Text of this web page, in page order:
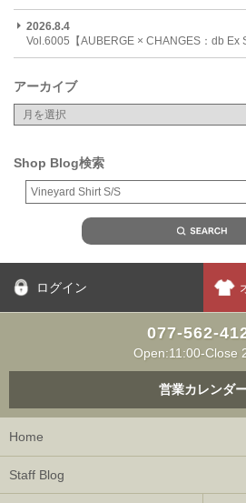
2026.8.4
Vol.6005【AUBERGE × CHANGES：db Ex
アーカイブ
Shop Blog検索
ログイン
077-562-
Open:11:00-Close
営業カレンダ
Home
Staff Blog